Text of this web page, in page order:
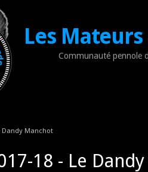
Les
Communauté pennole
Dandy Manchot
18 - Le